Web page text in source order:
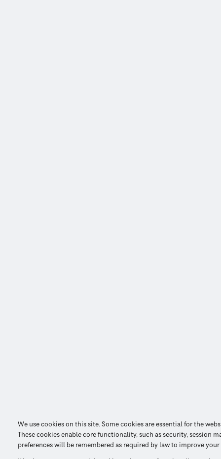
We use cookies on this site. Some cookies are essential for the
These cookies enable core functionality, such as security, session
preferences will be remembered as required by law to improve